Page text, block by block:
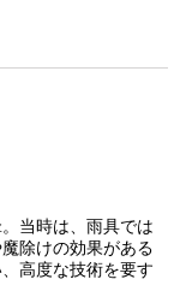
当時は、雨具では
除けの効果がある
高度な技術を要す